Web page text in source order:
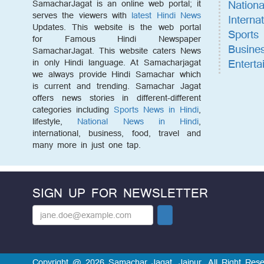
SamacharJagat is an online web portal; it
serves the viewers with latest Hindi News
Updates. This website is the web portal
for Famous Hindi Newspaper
SamacharJagat. This website caters News
in only Hindi language. At Samacharjagat
we always provide Hindi Samachar which
is current and trending. Samachar Jagat
offers news stories in different-different
categories including Sports News in Hindi,
lifestyle, National News in Hindi,
international, business, food, travel and
many more in just one tap.
Sports
SIGN UP FOR NEWSLETTER